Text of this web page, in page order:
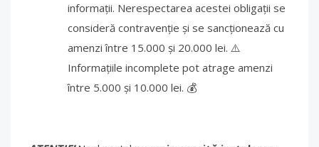
informații. Nerespectarea acestei obligații se
consideră contravenție și se sancționează cu
amenzi între 15.000 și 20.000 lei. ⚠️
Informațiile incomplete pot atrage amenzi
între 5.000 și 10.000 lei. 💰